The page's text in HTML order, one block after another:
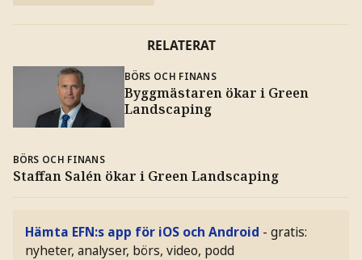
RELATERAT
BÖRS OCH FINANS
Byggmästaren ökar i Green
Landscaping
BÖRS OCH FINANS
Staffan Salén ökar i Green Landscaping
Hämta EFN:s app för iOS och Android - gratis:
nyheter, analyser, börs, video, podd